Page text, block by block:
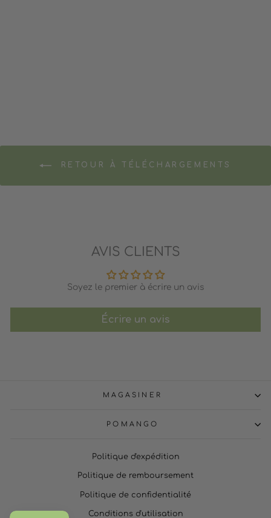
RETOUR À TÉLÉCHARGEMENTS
AVIS CLIENTS
Soyez le premier à écrire un avis
Écrire un avis
MAGASINER
POMANGO
Politique d'expédition
Politique de remboursement
Politique de confidentialité
Conditions d'utilisation